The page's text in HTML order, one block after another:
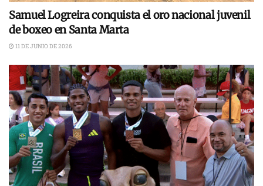
Samuel Logreira conquista el oro nacional juvenil
de boxeo en Santa Marta
11 DE JUNIO DE 2026